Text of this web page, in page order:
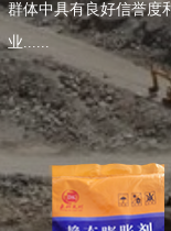
群体中具有良好信誉度
业......